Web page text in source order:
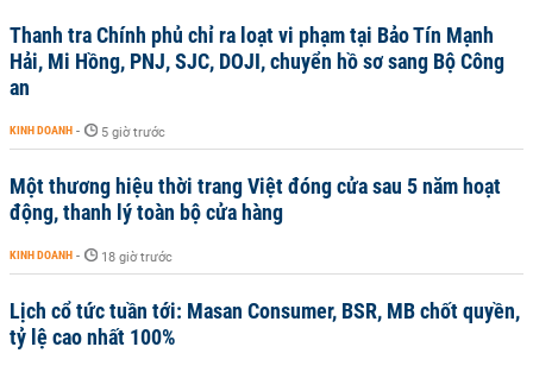
Thanh tra Chính phủ chỉ ra loạt vi phạm tại Bảo Tín Mạnh
Hải, Mi Hồng, PNJ, SJC, DOJI, chuyển hồ sơ sang Bộ Công
an
KINH DOANH - 5 giờ trước
Một thương hiệu thời trang Việt đóng cửa sau 5 năm hoạt
động, thanh lý toàn bộ cửa hàng
KINH DOANH - 18 giờ trước
Lịch cổ tức tuần tới: Masan Consumer, BSR, MB chốt quyền,
tỷ lệ cao nhất 100%